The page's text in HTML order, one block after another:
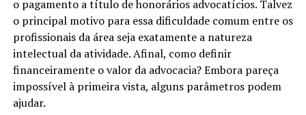
o pagamento a título de honorários advocatícios. Talvez
o principal motivo para essa dificuldade comum entre os
profissionais da área seja exatamente a natureza
intelectual da atividade. Afinal, como definir
financeiramente o valor da advocacia? Embora pareça
impossível à primeira vista, alguns parâmetros podem
ajudar.